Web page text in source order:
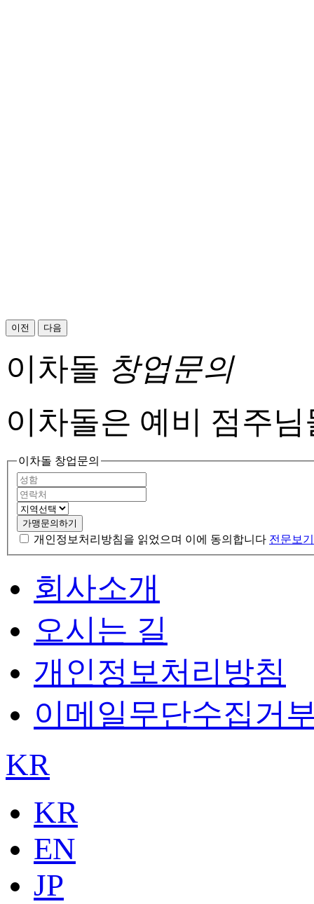
이전 다음
이차돌 창업문의
이차돌은 예비 점주
이차돌 창업문의
가맹문의하기
개인정보처리방침을 읽었으며 이에 동의합니다 전문보기
회사소개
오시는 길
개인정보처리방침
이메일무단수집거
KR
KR
EN
JP